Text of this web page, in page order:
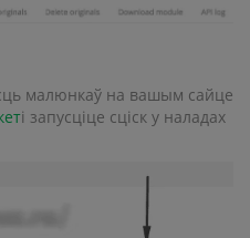
малюнкаў на вашым сайце
і запусціце сціск у наладах